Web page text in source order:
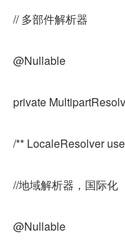
// 多部件解析器
@Nullable
private
/** LocaleResolver
//地域解析器，国际化
@Nullable